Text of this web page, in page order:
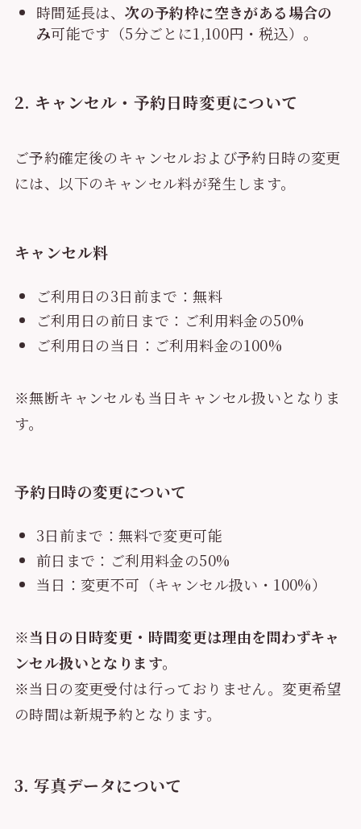
時間延長は、次の予約枠に空きがある場合の
み可能です（5分ごとに1,100円・税込）。
2. キャンセル・予約日時変更について
ご予約確定後のキャンセルおよび予約日時の変更
には、以下のキャンセル料が発生します。
キャンセル料
ご利用日の3日前まで：無料
ご利用日の前日まで：ご利用料金の50%
ご利用日の当日：ご利用料金の100%
※無断キャンセルも当日キャンセル扱いとなりま
す。
予約日時の変更について
3日前まで：無料で変更可能
前日まで：ご利用料金の50%
当日：変更不可（キャンセル扱い・100%）
※当日の日時変更・時間変更は理由を問わずキャ
ンセル扱いとなります。
※当日の変更受付は行っておりません。変更希望
の時間は新規予約となります。
3. 写真データについて